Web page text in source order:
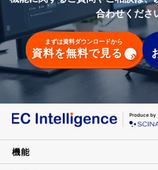
合わせくださ
まずは資料ダウンロードから
資料を無料で見る
Produce by
機能